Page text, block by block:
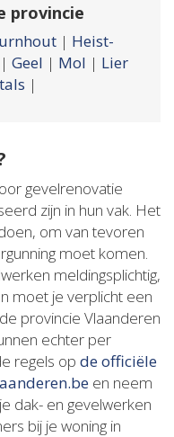
provincie
| Heist-
| Geel | Mol | Lier
|
gevelrenovatie
zijn in hun vak. Het
om van tevoren
moet komen.
meldingsplichtig,
moet je verplicht een
provincie Vlaanderen
echter per
regels op de officiële
en neem
dak- en gevelwerken
bij je woning in